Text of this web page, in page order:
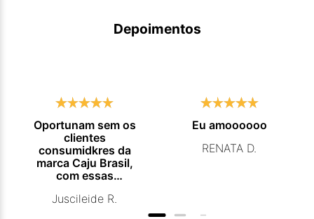
Depoimentos
Oportunam sem os
clientes
consumidkres da
marca Caju Brasil,
com essas
promocionais de
Juscileide R.
Eu amoooooo
RENATA D.